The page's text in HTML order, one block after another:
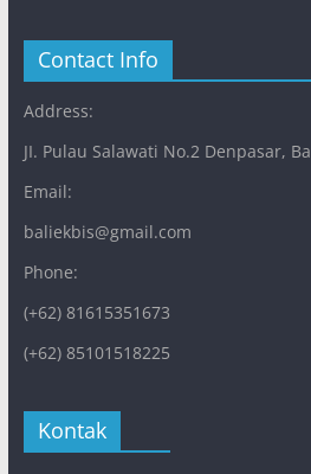
Contact Info
Address:
JI. Pulau Salawati No.2 Denpasar,
Email:
baliekbis@gmail.com
Phone:
(+62) 81615351673
(+62) 85101518225
Kontak